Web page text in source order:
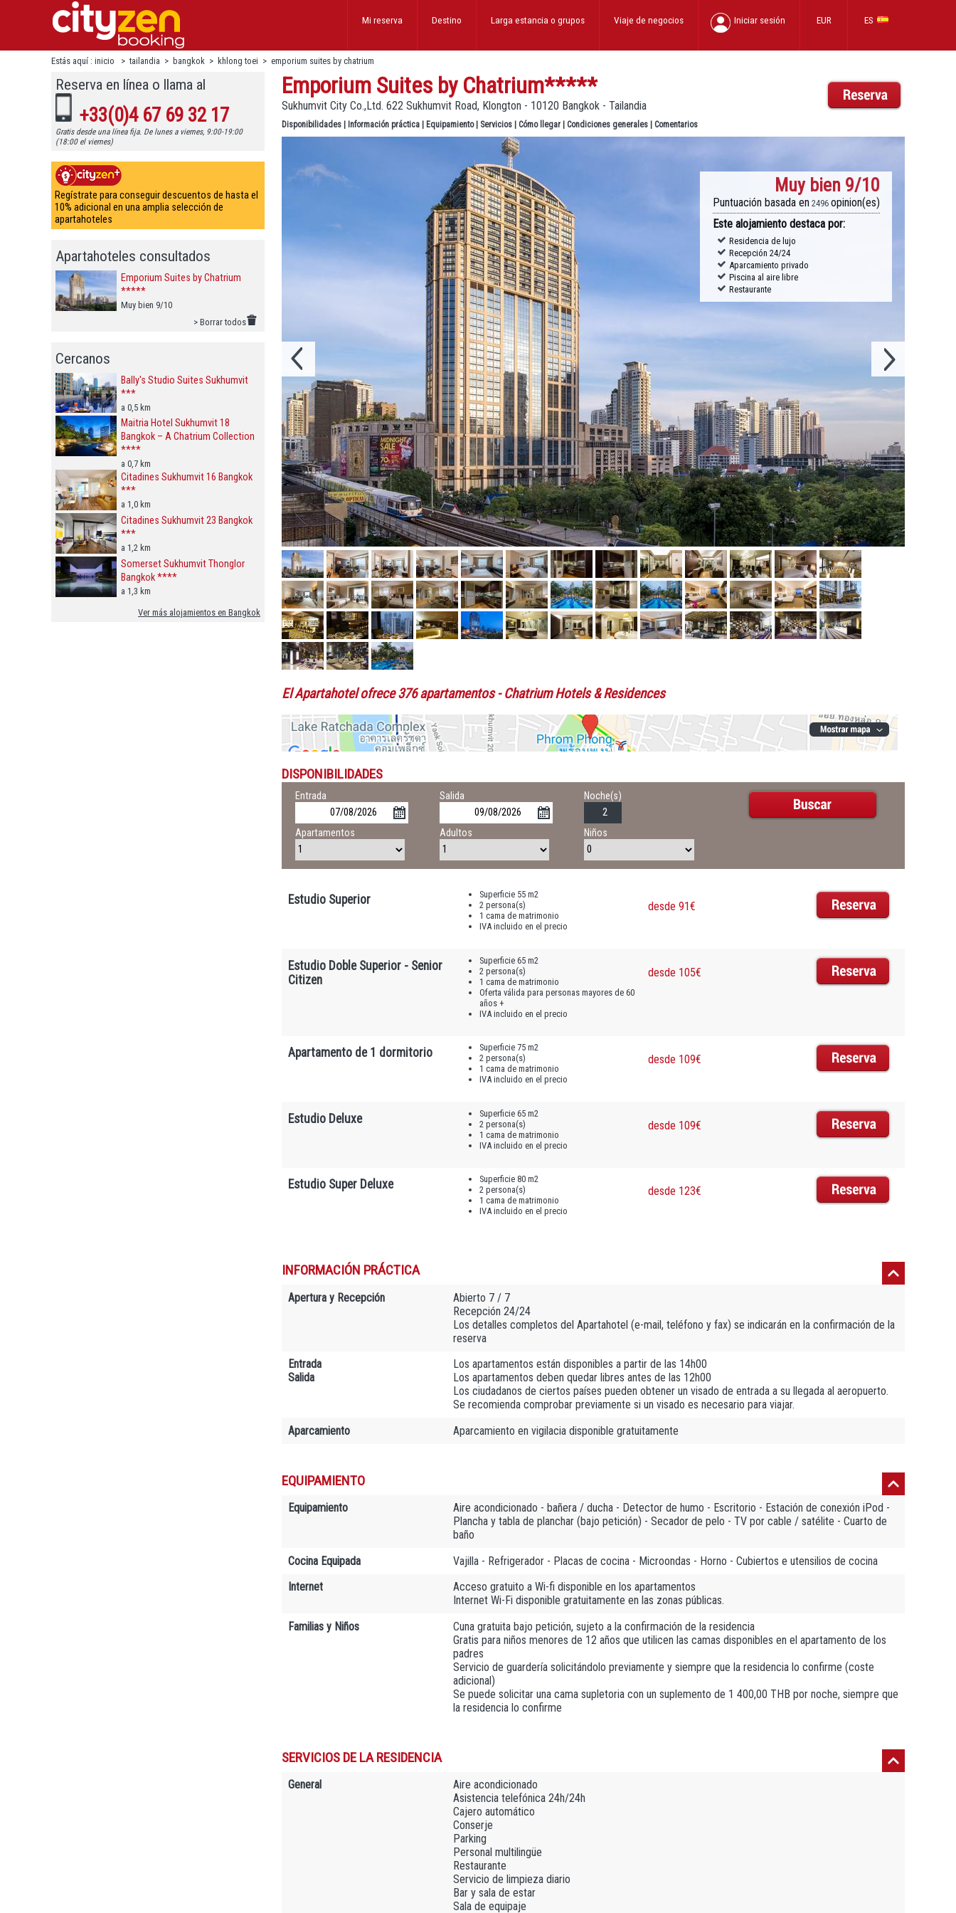
ES
EUR
Iniciar sesión
Viaje de negocios
Larga estancia o grupos
Destino
Mi reserva
Estás aquí : inicio >tailandia > bangkok > khlong toei > emporium suites by chatrium
Reserva en línea o llama al
+33(0)4 67 69 32 17
Gratis desde una línea fija. De lunes a viernes, 9:00-19:00
(18:00 el viernes)
Regístrate para conseguir descuentos de hasta el
10% adicional en una amplia selección de
apartahoteles
Apartahoteles consultados
Emporium Suites by Chatrium
*****
Muy bien 9/10
> Borrar todos
Cercanos
Bally's Studio Suites Sukhumvit
***
a 0,5 km
Maitria Hotel Sukhumvit 18
Bangkok – A Chatrium Collection
****
a 0,7 km
Citadines Sukhumvit 16 Bangkok
***
a 1,0 km
Citadines Sukhumvit 23 Bangkok
***
a 1,2 km
Somerset Sukhumvit Thonglor
Bangkok ****
a 1,3 km
Ver más alojamientos en Bangkok
Emporium Suites by Chatrium*****
Sukhumvit City Co.,Ltd. 622 Sukhumvit Road, Klongton - 10120 Bangkok - Tailandia
Disponibilidades Información práctica Equipamiento| Servicios Cómo llegar Condiciones generales Comentarios
Muy bien 9/10
Puntuación basada en 2496 opinion(es)
Este alojamiento destaca por:
Residencia de lujo
Recepción 24/24
Aparcamiento privado
Piscina al aire libre
Restaurante
El Apartahotel ofrece 376 apartamentos- Chatrium Hotels & Residences
DISPONIBILIDADES
Entrada Salida Noche(s)
Apartamentos Adultos Niños
Estudio Superior
Superficie 55 m2
2 persona(s)
1 cama de matrimonio
IVA incluido en el precio
desde 91€
Estudio Doble Superior - Senior
Citizen
Superficie 65 m2
2 persona(s)
1 cama de matrimonio
Oferta válida para personas mayores de 60
años +
IVA incluido en el precio
desde 105€
Apartamento de 1 dormitorio
Superficie 75 m2
2 persona(s)
1 cama de matrimonio
IVA incluido en el precio
desde 109€
Estudio Deluxe
Superficie 65 m2
2 persona(s)
1 cama de matrimonio
IVA incluido en el precio
desde 109€
Estudio Super Deluxe
Superficie 80 m2
2 persona(s)
1 cama de matrimonio
IVA incluido en el precio
desde 123€
INFORMACIÓN PRÁCTICA
Apertura y Recepción
Abierto 7 / 7
Recepción 24/24
Los detalles completos del Apartahotel (e-mail, teléfono y fax) se indicarán en la confirmación de la
reserva
Entrada
Salida
Los apartamentos están disponibles a partir de las 14h00
Los apartamentos deben quedar libres antes de las 12h00
Los ciudadanos de ciertos países pueden obtener un visado de entrada a su llegada al aeropuerto.
Se recomienda comprobar previamente si un visado es necesario para viajar.
Aparcamiento
Aparcamiento en vigilacia disponible gratuitamente
EQUIPAMIENTO
Equipamiento
Aire acondicionado - bañera / ducha - Detector de humo - Escritorio - Estación de conexión iPod -
Plancha y tabla de planchar (bajo petición) - Secador de pelo - TV por cable / satélite - Cuarto de
baño
Cocina Equipada
Vajilla - Refrigerador - Placas de cocina - Microondas - Horno - Cubiertos e utensilios de cocina
Internet
Acceso gratuito a Wi-fi disponible en los apartamentos
Internet Wi-Fi disponible gratuitamente en las zonas públicas.
Familias y Niños
Cuna gratuita bajo petición, sujeto a la confirmación de la residencia
Gratis para niños menores de 12 años que utilicen las camas disponibles en el apartamento de los
padres
Servicio de guardería solicitándolo previamente y siempre que la residencia lo confirme (coste
adicional)
Se puede solicitar una cama supletoria con un suplemento de 1 400,00 THB por noche, siempre que
la residencia lo confirme
SERVICIOS DE LA RESIDENCIA
General
Aire acondicionado
Asistencia telefónica 24h/24h
Cajero automático
Conserje
Parking
Personal multilingüe
Restaurante
Servicio de limpieza diario
Bar y sala de estar
Sala de equipaje